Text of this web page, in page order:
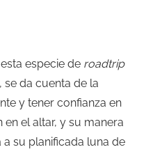
especie de roadtrip
se da cuenta de la
y tener confianza en
en el altar, y su manera
su planificada luna de